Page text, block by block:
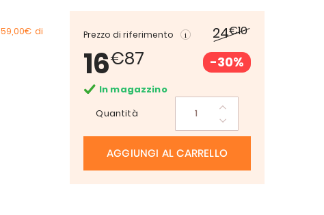
Prezzo di riferimento 24€10
16€87 -30%
In magazzino
Quantità
AGGIUNGI AL CARRELLO
59,00€ di